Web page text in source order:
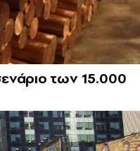
των 15.000